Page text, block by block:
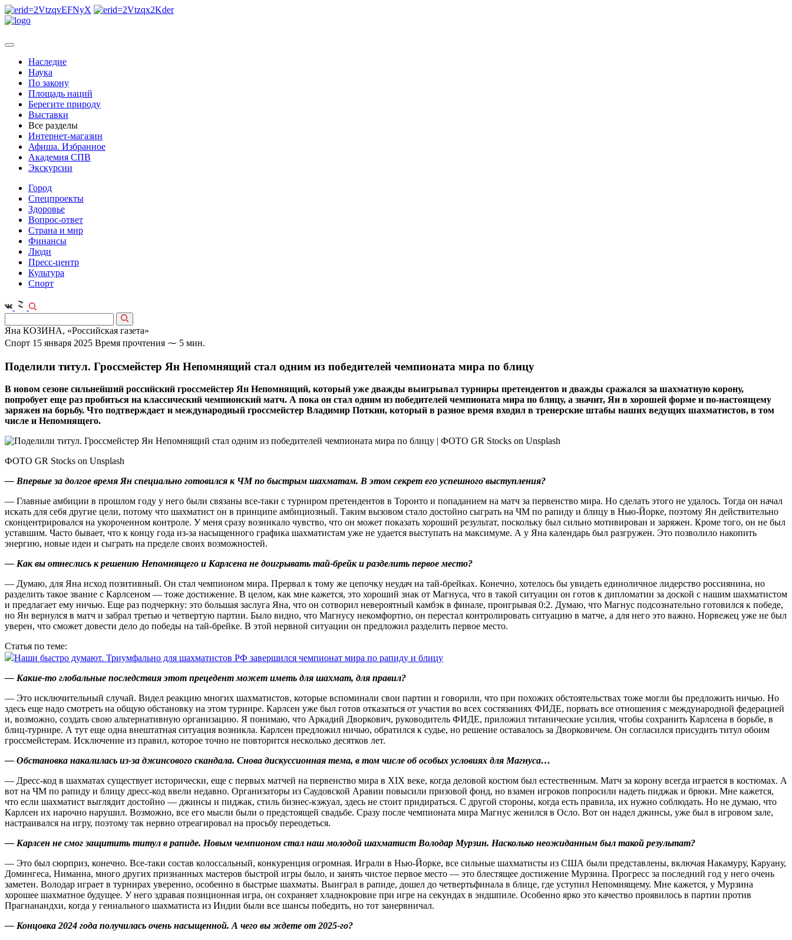
Наследие
Наука
По закону
Площадь наций
Берегите природу
Выставки
Все разделы
Интернет-магазин
Афиша. Избранное
Академия СПВ
Экскурсии
Город
Спецпроекты
Здоровье
Вопрос-ответ
Страна и мир
Финансы
Люди
Пресс-центр
Культура
Спорт
Яна КОЗИНА, «Российская газета»
Спорт 15 января 2025 Время прочтения ⁓ 5 мин.
Поделили титул. Гроссмейстер Ян Непомнящий стал одним из победителей чемпионата мира по блицу
В новом сезоне сильнейший российский гроссмейстер Ян Непомнящий, который уже дважды выигрывал турниры претендентов и дважды сражался за шахматную корону,
попробует еще раз пробиться на классический чемпионский матч. А пока он стал одним из победителей чемпионата мира по блицу, а значит, Ян в хорошей форме и по‑настоящему
заряжен на борьбу. Что подтверждает и международный гроссмейстер Владимир Поткин, который в разное время входил в тренерские штабы наших ведущих шахматистов, в том
числе и Непомнящего.
ФОТО GR Stocks on Unsplash
— Впервые за долгое время Ян специально готовился к ЧМ по быстрым шахматам. В этом секрет его успешного выступления?
— Главные амбиции в прошлом году у него были связаны все‑таки с турниром претендентов в Торонто и попаданием на матч за первенство мира. Но сделать этого не удалось. Тогда он начал
искать для себя другие цели, потому что шахматист он в принципе амбициозный. Таким вызовом стало достойно сыграть на ЧМ по рапиду и блицу в Нью-Йорке, поэтому Ян действительно
сконцентрировался на укороченном контроле. У меня сразу возникало чувство, что он может показать хороший результат, поскольку был сильно мотивирован и заряжен. Кроме того, он не был
уставшим. Часто бывает, что к концу года из‑за насыщенного графика шахматистам уже не удается выступать на максимуме. А у Яна календарь был разгружен. Это позволило накопить
энергию, новые идеи и сыграть на пределе своих возможностей.
— Как вы отнеслись к решению Непомнящего и Карлсена не доигрывать тай-брейк и разделить первое место?
— Думаю, для Яна исход позитивный. Он стал чемпионом мира. Прервал к тому же цепочку неудач на тай-брейках. Конечно, хотелось бы увидеть единоличное лидерство россиянина, но
разделить такое звание с Карлсеном — тоже достижение. В целом, как мне кажется, это хороший знак от Магнуса, что в такой ситуации он готов к дипломатии за доской с нашим шахматистом
и предлагает ему ничью. Еще раз подчеркну: это большая заслуга Яна, что он сотворил невероятный камбэк в финале, проигрывая 0:2. Думаю, что Магнус подсознательно готовился к победе,
но Ян вернулся в матч и забрал третью и четвертую партии. Было видно, что Магнусу некомфортно, он перестал контролировать ситуацию в матче, а для него это важно. Норвежец уже не был
уверен, что сможет довести дело до победы на тай-брейке. В этой нервной ситуации он предложил разделить первое место.
Статья по теме:
Наши быстро думают. Триумфально для шахматистов РФ завершился чемпионат мира по рапиду и блицу
— Какие‑то глобальные последствия этот прецедент может иметь для шахмат, для правил?
— Это исключительный случай. Видел реакцию многих шахматистов, которые вспоминали свои партии и говорили, что при похожих обстоятельствах тоже могли бы предложить ничью. Но
здесь еще надо смотреть на общую обстановку на этом турнире. Карлсен уже был готов отказаться от участия во всех состязаниях ФИДЕ, порвать все отношения с международной федерацией
и, возможно, создать свою альтернативную организацию. Я понимаю, что Аркадий Дворкович, руководитель ФИДЕ, приложил титанические усилия, чтобы сохранить Карлсена в борьбе, в
блиц-турнире. А тут еще одна внештатная ситуация возникла. Карлсен предложил ничью, обратился к судье, но решение оставалось за Дворковичем. Он согласился присудить титул обоим
гроссмейстерам. Исключение из правил, которое точно не повторится несколько десятков лет.
— Обстановка накалилась из‑за джинсового скандала. Снова дискуссионная тема, в том числе об особых условиях для Магнуса…
— Дресс-код в шахматах существует исторически, еще с первых матчей на первенство мира в XIX веке, когда деловой костюм был естественным. Матч за корону всегда играется в костюмах. А
вот на ЧМ по рапиду и блицу дресс-код ввели недавно. Организаторы из Саудовской Аравии повысили призовой фонд, но взамен игроков попросили надеть пиджак и брюки. Мне кажется,
что если шахматист выглядит достойно — джинсы и пиджак, стиль бизнес-кэжуал, здесь не стоит придираться. С другой стороны, когда есть правила, их нужно соблюдать. Но не думаю, что
Карлсен их нарочно нарушил. Возможно, все его мысли были о предстоящей свадьбе. Сразу после чемпионата мира Магнус женился в Осло. Вот он надел джинсы, уже был в игровом зале,
настраивался на игру, поэтому так нервно отреагировал на просьбу переодеться.
— Карлсен не смог защитить титул в рапиде. Новым чемпионом стал наш молодой шахматист Володар Мурзин. Насколько неожиданным был такой результат?
— Это был сюрприз, конечно. Все‑таки состав колоссальный, конкуренция огромная. Играли в Нью-Йорке, все сильные шахматисты из США были представлены, включая Накамуру, Каруану,
Домингеса, Ниманна, много других признанных мастеров быст­рой игры было, и занять чистое первое место — это блестящее достижение Мурзина. Прогресс за последний год у него очень
заметен. Володар играет в турнирах уверенно, особенно в быстрые шахматы. Выиграл в рапиде, дошел до четвертьфинала в блице, где уступил Непомнящему. Мне кажется, у Мурзина
хорошее шахматное будущее. У него здравая позиционная игра, он сохраняет хладнокровие при игре на секундах в эндшпиле. Особенно ярко это качество проявилось в партии против
Прагнанандхи, когда у гениального шахматиста из Индии были все шансы победить, но тот занервничал.
— Концовка 2024 года получилась очень насыщенной. А чего вы ждете от 2025‑го?